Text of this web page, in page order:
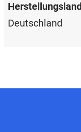
Herstellungsland
Deutschland